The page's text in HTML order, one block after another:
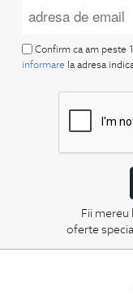
Confirm ca am peste
informare la adresa
Fii mereu
oferte